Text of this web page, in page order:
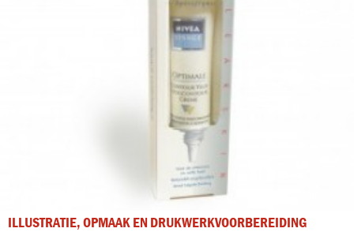
ILLUSTRATIE, OPMAAK EN DRUKWERKVOORBEREIDING